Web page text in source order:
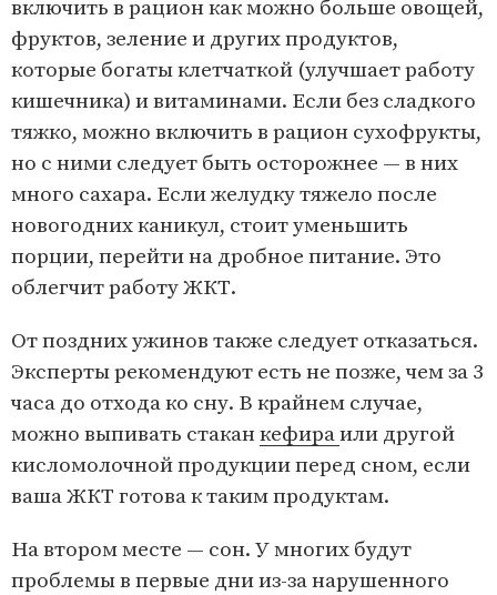
включить в рацион как можно больше овощей,
фруктов, зеление и других продуктов,
которые богаты клетчаткой (улучшает работу
кишечника) и витаминами. Если без сладкого
тяжко, можно включить в рацион сухофрукты,
но с ними следует быть осторожнее — в них
много сахара. Если желудку тяжело после
новогодних каникул, стоит уменьшить
порции, перейти на дробное питание. Это
облегчит работу ЖКТ.
От поздних ужинов также следует отказаться.
Эксперты рекомендуют есть не позже, чем за 3
часа до отхода ко сну. В крайнем случае,
можно выпивать стаканкефираили другой
кисломолочной продукции перед сном, если
ваша ЖКТ готова к таким продуктам.
На втором месте — сон. У многих будут
проблемы в первые дни из-за нарушенного